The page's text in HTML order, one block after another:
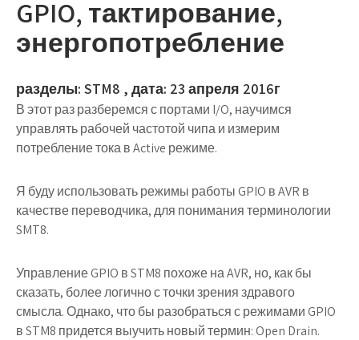
GPIO, тактирование,
энергопотребление
разделы: STM8 , дата: 23 апреля 2016г
В этот раз разберемся с портами I/O, научимся
управлять рабочей частотой чипа и измерим
потребление тока в Active режиме.
Я буду использовать режимы работы GPIO в AVR в
качестве переводчика, для понимания терминологии
SMT8.
Управление GPIO в STM8 похоже на AVR, но, как бы
сказать, более логично с точки зрения здравого
смысла. Однако, что бы разобраться с режимами GPIO
в STM8 придется выучить новый термин: Open Drain.